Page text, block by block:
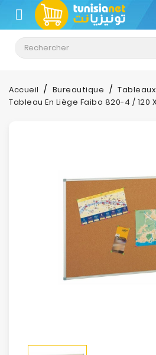
CATÉGORIE
Climatisation
Informatique
Electroménager
Accueil Bureautique Tableaux
Tableau En Liège Faibo 820-4 / 120